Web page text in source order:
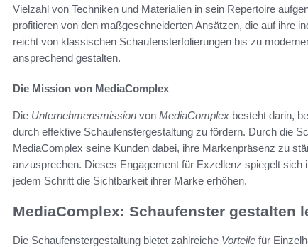
Vielzahl von Techniken und Materialien in sein Repertoire
profitieren von den maßgeschneiderten Ansätzen, die auf ihre
reicht von klassischen Schaufensterfolierungen bis zu
ansprechend gestalten.
Die Mission von MediaComplex
Die Unternehmensmission von MediaComplex besteht darin,
durch effektive Schaufenstergestaltung zu fördern. Durch die
MediaComplex seine Kunden dabei, ihre Markenpräsenz zu
anzusprechen. Dieses Engagement für Exzellenz spiegelt
jedem Schritt die Sichtbarkeit ihrer Marke erhöhen.
MediaComplex: Schaufenster gestalten
Die Schaufenstergestaltung bietet zahlreiche Vorteile für